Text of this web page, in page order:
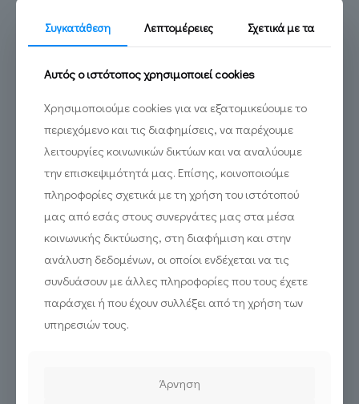
Κυκλοφορεί η ταινία του
“Θ-ink” για τη φθορά στα
μνημεία
Συγκατάθεση Λεπτομέρειες Σχετικά με τα
Αυτός ο ιστότοπος χρησιμοποιεί cookies
Χρησιμοποιούμε cookies για να εξατομικεύουμε το
περιεχόμενο και τις διαφημίσεις, να παρέχουμε
λειτουργίες κοινωνικών δικτύων και να αναλύουμε
την επισκεψιμότητά μας. Επίσης, κοινοποιούμε
πληροφορίες σχετικά με τη χρήση του ιστότοπού
μας από εσάς στους συνεργάτες μας στα μέσα
κοινωνικής δικτύωσης, στη διαφήμιση και στην
ανάλυση δεδομένων, οι οποίοι ενδέχεται να τις
συνδυάσουν με άλλες πληροφορίες που τους έχετε
παράσχει ή που έχουν συλλέξει από τη χρήση των
υπηρεσιών τους.
Άρνηση